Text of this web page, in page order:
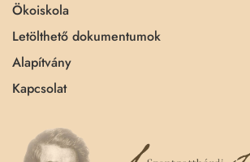
Ökoiskola
Letölthető dokumentumok
Alapítvány
Kapcsolat